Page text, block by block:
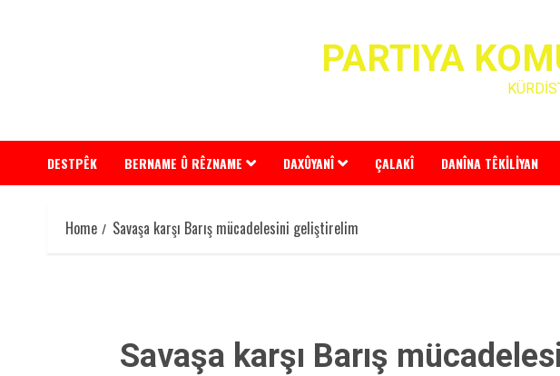
PARTIYA
DESTPÊK BERNAME Û RÊZNAME DAXÛYANÎ ÇALAKÎ DANÎNA TÊKILIYAN
Home Savaşa karşı Barış mücadelesini geliştirelim
Savaşa karşı Barış